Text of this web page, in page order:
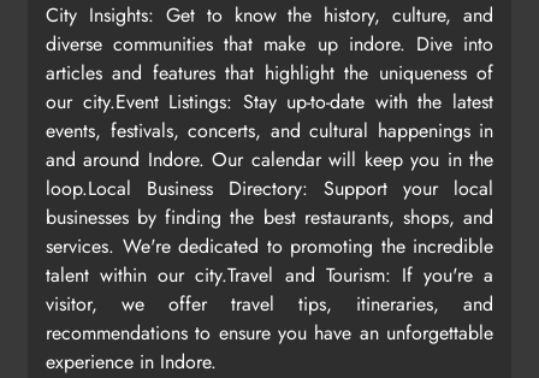
City Insights: Get to know the history, culture, and
diverse communities that make up indore. Dive into
articles and features that highlight the uniqueness of
our city.Event Listings: Stay up-to-date with the latest
events, festivals, concerts, and cultural happenings in
and around Indore. Our calendar will keep you in the
loop.Local Business Directory: Support your local
businesses by finding the best restaurants, shops, and
services. We're dedicated to promoting the incredible
talent within our city.Travel and Tourism: If you're a
visitor, we offer travel tips, itineraries, and
recommendations to ensure you have an unforgettable
experience in Indore.